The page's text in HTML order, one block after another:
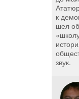
к
шел
звук.